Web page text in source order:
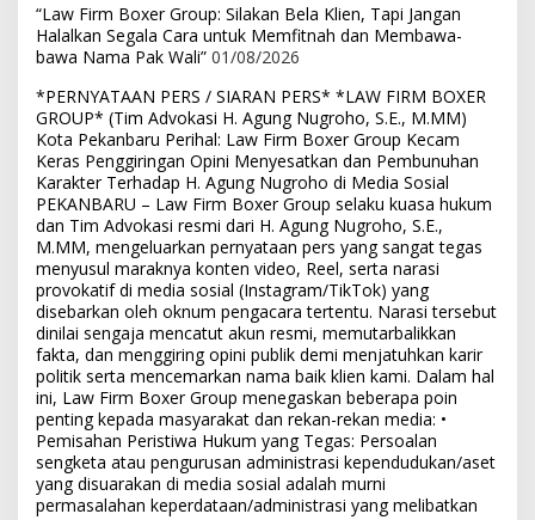
“Law Firm Boxer Group: Silakan Bela Klien, Tapi Jangan
Halalkan Segala Cara untuk Memfitnah dan Membawa-
bawa Nama Pak Wali” 01/08/2026
*PERNYATAAN PERS / SIARAN PERS* *LAW FIRM BOXER
GROUP* (Tim Advokasi H. Agung Nugroho, S.E., M.MM)
Kota Pekanbaru Perihal: Law Firm Boxer Group Kecam
Keras Penggiringan Opini Menyesatkan dan Pembunuhan
Karakter Terhadap H. Agung Nugroho di Media Sosial
PEKANBARU – Law Firm Boxer Group selaku kuasa hukum
dan Tim Advokasi resmi dari H. Agung Nugroho, S.E.,
M.MM, mengeluarkan pernyataan pers yang sangat tegas
menyusul maraknya konten video, Reel, serta narasi
provokatif di media sosial (Instagram/TikTok) yang
disebarkan oleh oknum pengacara tertentu. Narasi tersebut
dinilai sengaja mencatut akun resmi, memutarbalikkan
fakta, dan menggiring opini publik demi menjatuhkan karir
politik serta mencemarkan nama baik klien kami. Dalam hal
ini, Law Firm Boxer Group menegaskan beberapa poin
penting kepada masyarakat dan rekan-rekan media: •
Pemisahan Peristiwa Hukum yang Tegas: Persoalan
sengketa atau pengurusan administrasi kependudukan/aset
yang disuarakan di media sosial adalah murni
permasalahan keperdataan/administrasi yang melibatkan